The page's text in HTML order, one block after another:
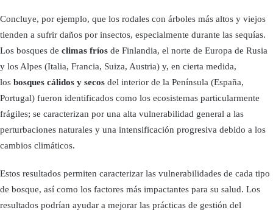
Concluye, por ejemplo, que los rodales con árboles más altos y viejos
tienden a sufrir daños por insectos, especialmente durante las sequías.
Los bosques de climas fríos de Finlandia, el norte de Europa de Rusia
y los Alpes (Italia, Francia, Suiza, Austria) y, en cierta medida,
los bosques cálidos y secos del interior de la Península (España,
Portugal) fueron identificados como los ecosistemas particularmente
frágiles; se caracterizan por una alta vulnerabilidad general a las
perturbaciones naturales y una intensificación progresiva debido a los
cambios climáticos.
Estos resultados permiten caracterizar las vulnerabilidades de cada tipo
de bosque, así como los factores más impactantes para su salud. Los
resultados podrían ayudar a mejorar las prácticas de gestión del